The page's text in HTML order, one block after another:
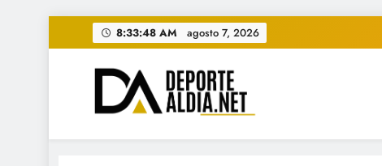
al
contenido
8:33:50 AM agosto 7, 2026
• DEPORTE AL DIA •
www.deportealdia.net #deportealdia